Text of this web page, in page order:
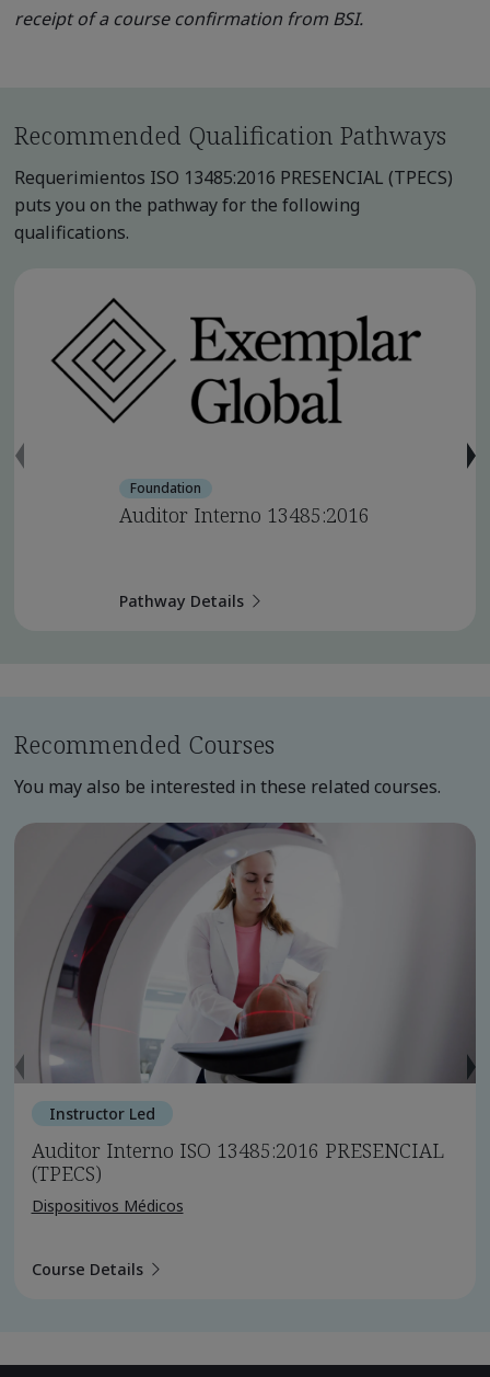
receipt of a course confirmation from BSI.
Recommended Qualification Pathways
Requerimientos ISO 13485:2016 PRESENCIAL (TPECS)
puts you on the pathway for the following
qualifications.
Foundation
Auditor Interno 13485:2016
Pathway Details
Recommended Courses
You may also be interested in these related courses.
Instructor Led
Auditor Interno ISO 13485:2016 PRESENCIAL
(TPECS)
Dispositivos Médicos
Course Details